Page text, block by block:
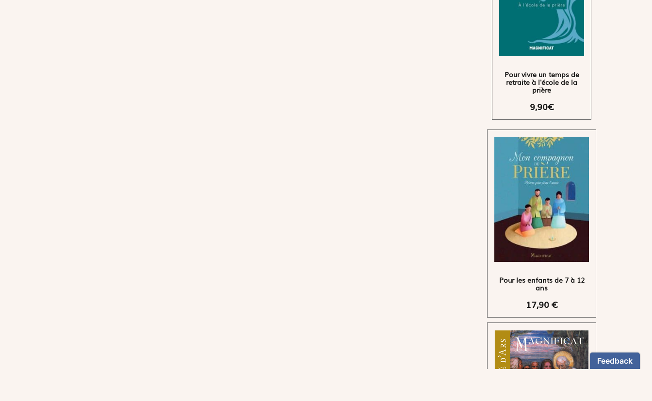
Pour vivre un temps de
retraite à l'école de la
prière
9,90€
Pour les enfants de 7 à 12
ans
17,90 €